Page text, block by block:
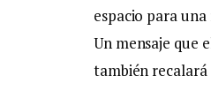
espacio para
Un mensaje que
también recalará